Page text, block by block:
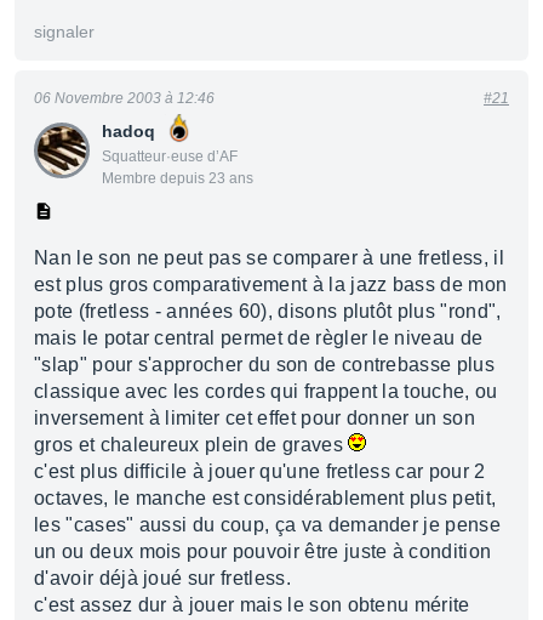
signaler
hadoq
Squatteur·euse d’AF
Membre depuis 23 ans
06 Novembre 2003 à 12:46 #21
Nan le son ne peut pas se comparer à une fretless, il
est plus gros comparativement à la jazz bass de mon
pote (fretless - années 60), disons plutôt plus "rond",
mais le potar central permet de règler le niveau de
"slap" pour s'approcher du son de contrebasse plus
classique avec les cordes qui frappent la touche, ou
inversement à limiter cet effet pour donner un son
gros et chaleureux plein de graves
c'est plus difficile à jouer qu'une fretless car pour 2
octaves, le manche est considérablement plus petit,
les "cases" aussi du coup, ça va demander je pense
un ou deux mois pour pouvoir être juste à condition
d'avoir déjà joué sur fretless.
c'est assez dur à jouer mais le son obtenu mérite